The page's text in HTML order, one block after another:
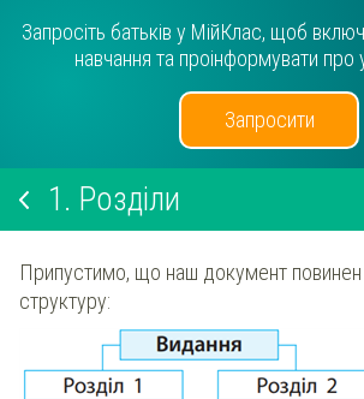
Запросіть батьків у МійКлас, щоб
навчання та проінформувати про
Запросити
1. Розділи
Припустимо, що наш документ повинен
структуру: